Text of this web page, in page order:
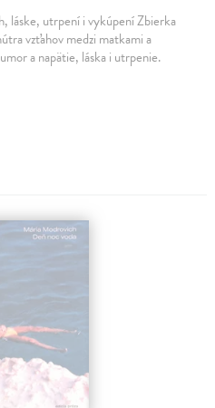
láske, utrpení i vykúpení Zbierka
vzťahov medzi matkami a
a napätie, láska i utrpenie.